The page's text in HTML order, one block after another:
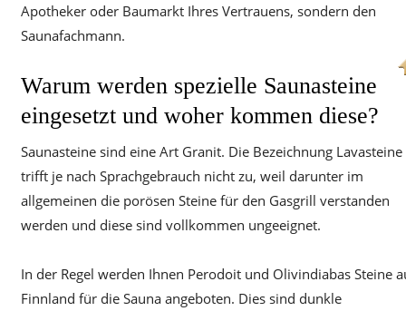
Apotheker oder Baumarkt Ihres Vertrauens, sondern den
Saunafachmann.
Warum werden spezielle Saunasteine
eingesetzt und woher kommen diese?
Saunasteine sind eine Art Granit. Die Bezeichnung Lavasteine
trifft je nach Sprachgebrauch nicht zu, weil darunter im
allgemeinen die porösen Steine für den Gasgrill verstanden
werden und diese sind vollkommen ungeeignet.
In der Regel werden Ihnen Perodoit und Olivindiabas Steine
Finnland für die Sauna angeboten. Dies sind dunkle